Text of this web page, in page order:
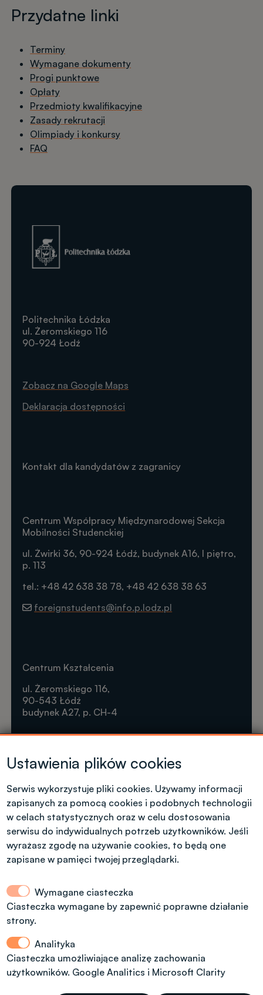
Przydatne linki
Terminy
Wymagane dokumenty
Progi punktowe
Opłaty
Przedmioty kwalifikacyjne
Zasady rekrutacji
Olimpiady i konkursy
FAQ
Obraz
Politechnika Łódzka
ul. Żeromskiego 116
90-924 Łodź
Zobacz na Google Maps
Deklaracja dostępności
Kontakt dla kandydatów z polskim
obywatelstwem
Dział Rekrutacji Politechniki Łódzkiej
ul. Radwańska 29, budynek A13, (dodatkowe
wejście od ul. Stefanowskiego 22)
tel.: 42 6312092, 42 6312974
rekrutacja@info.p.lodz.pl
Kontakt dla kandydatów z zagranicy
Centrum Współpracy Międzynarodowej Sekcja
Mobilności Studenckiej
ul. Żwirki 36, 90-924 Łódź, budynek A16, I piętro,
p. 113
tel.: +48 42 638 38 78, +48 42 638 38 63
foreignstudents@info.p.lodz.pl
Centrum Kształcenia
ul. Żeromskiego 116,
90-543 Łódź
budynek A27, p. CH-4
Tel. +48 42 631 23 14
microcredentials@info.p.lodz.pl
Ustawienia plików cookies
Serwis wykorzystuje pliki cookies. Używamy informacji
zapisanych za pomocą cookies i podobnych technologii
w celach statystycznych oraz w celu dostosowania
serwisu do indywidualnych potrzeb użytkowników. Jeśli
wyrażasz zgodę na używanie cookies, to będą one
zapisane w pamięci twojej przeglądarki.
Wymagane ciasteczka
Ciasteczka wymagane by zapewnić poprawne działanie
strony.
Analityka
Ciasteczka umożliwiające analizę zachowania
użytkowników. Google Analitics i Microsoft Clarity